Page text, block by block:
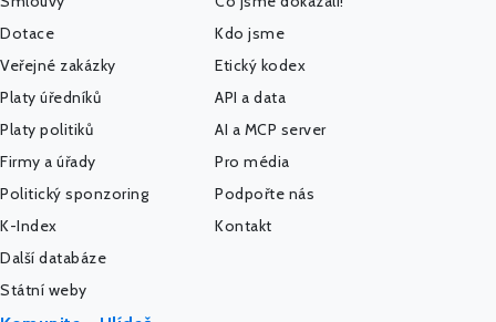
Dotace
Veřejné zakázky
Platy úředníků
Platy politiků
Firmy a úřady
Politický sponzoring
K-Index
Další databáze
Státní weby
Kdo jsme
Etický kodex
API a data
AI a MCP server
Pro média
Podpořte nás
Kontakt